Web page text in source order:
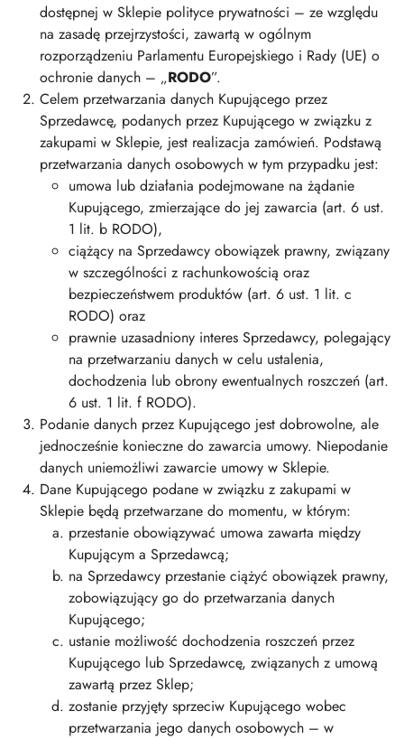
dostępnej w Sklepie polityce prywatności – ze względu
na zasadę przejrzystości, zawartą w ogólnym
rozporządzeniu Parlamentu Europejskiego i Rady (UE) o
ochronie danych – „RODO”.
Celem przetwarzania danych Kupującego przez
Sprzedawcę, podanych przez Kupującego w związku z
zakupami w Sklepie, jest realizacja zamówień. Podstawą
przetwarzania danych osobowych w tym przypadku jest:
umowa lub działania podejmowane na żądanie
Kupującego, zmierzające do jej zawarcia (art. 6 ust.
1 lit. b RODO),
ciążący na Sprzedawcy obowiązek prawny, związany
w szczególności z rachunkowością oraz
bezpieczeństwem produktów (art. 6 ust. 1 lit. c
RODO) oraz
prawnie uzasadniony interes Sprzedawcy, polegający
na przetwarzaniu danych w celu ustalenia,
dochodzenia lub obrony ewentualnych roszczeń (art.
6 ust. 1 lit. f RODO).
Podanie danych przez Kupującego jest dobrowolne, ale
jednocześnie konieczne do zawarcia umowy. Niepodanie
danych uniemożliwi zawarcie umowy w Sklepie.
Dane Kupującego podane w związku z zakupami w
Sklepie będą przetwarzane do momentu, w którym:
przestanie obowiązywać umowa zawarta między
Kupującym a Sprzedawcą;
na Sprzedawcy przestanie ciążyć obowiązek prawny,
zobowiązujący go do przetwarzania danych
Kupującego;
ustanie możliwość dochodzenia roszczeń przez
Kupującego lub Sprzedawcę, związanych z umową
zawartą przez Sklep;
zostanie przyjęty sprzeciw Kupującego wobec
przetwarzania jego danych osobowych – w